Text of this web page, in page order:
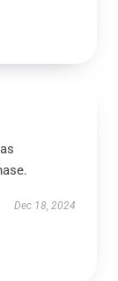
Dec 18, 2024